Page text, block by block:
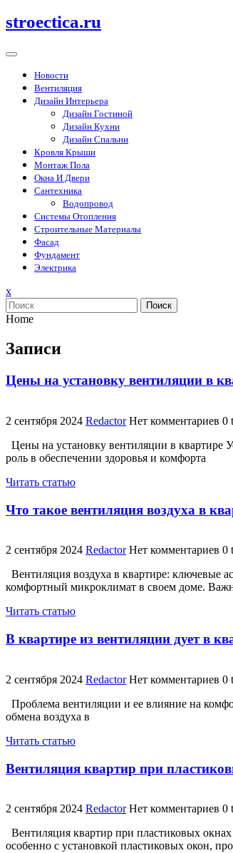
Перейти
к
stroectica.ru
Новости
Вентиляция
Дизайн Интерьера
Дизайн Гостиной
Дизайн Кухни
Дизайн Спальни
Кровля Крыши
Монтаж Пола
Окна И Двери
Сантехника
Водопровод
Системы Отопления
Строительные Материалы
Фасад
Фундамент
Электрика
xЗакрыть
меню
Поиск
Home
Записи
Цены на установку вентиляции в
2 сентября 2024 Redactor Нет комментариев 0
Цены на установку вентиляции в квартире
роль в обеспечении здоровья и комфорта
Читать статью
Что такое вентиляция воздуха в
2 сентября 2024 Redactor Нет комментариев 0
Вентиляция воздуха в квартире: ключевые
комфортный микроклимат в своем доме.
Читать статью
В квартире из вентиляции дует в
2 сентября 2024 Redactor Нет комментариев 0
Проблема вентиляции и ее влияние на
обмена воздуха в
Читать статью
Вентиляция квартир при
2 сентября 2024 Redactor Нет комментариев 0
Вентиляция квартир при пластиковых
особенно с установкой пластиковых окон,